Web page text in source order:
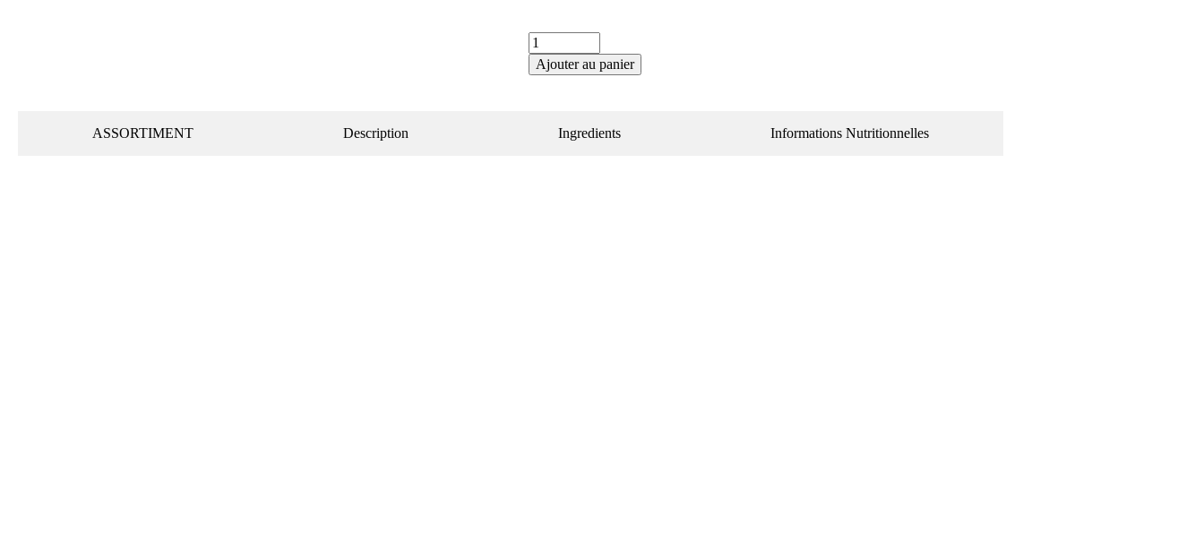
Ajouter au panier
ASSORTIMENT Description Ingredients Informations Nutritionnelles